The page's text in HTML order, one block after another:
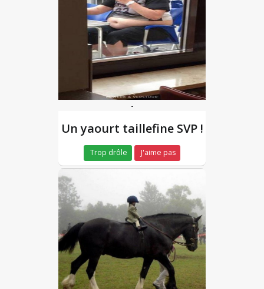
-
Un yaourt taillefine SVP !
Trop drôle J'aime pas